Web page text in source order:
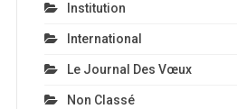
Institution
International
Le Journal Des Vœux
Non Classé